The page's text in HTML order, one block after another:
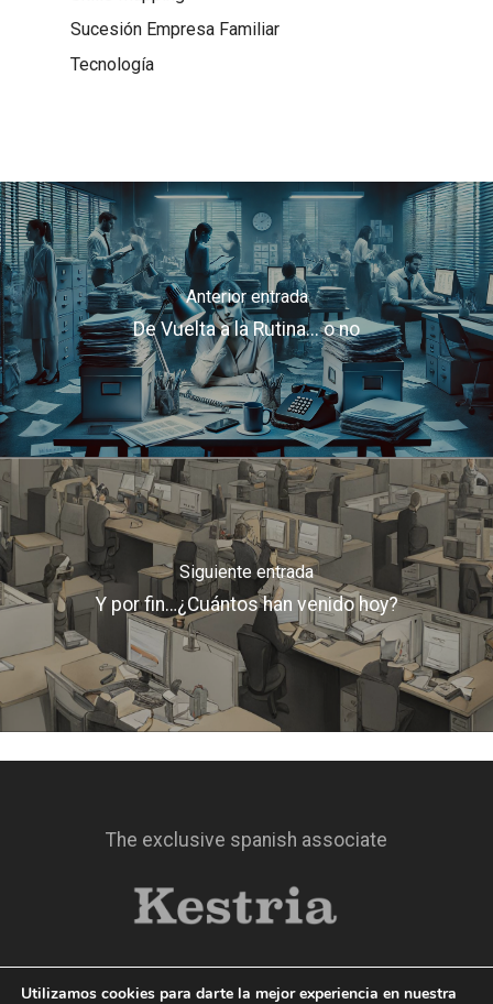
Sucesión Empresa Familiar
Tecnología
Anterior entrada
De Vuelta a la Rutina... o no
Siguiente entrada
Y por fin…¿Cuántos han venido hoy?
The exclusive spanish associate
Utilizamos cookies para darte la mejor experiencia en nuestra